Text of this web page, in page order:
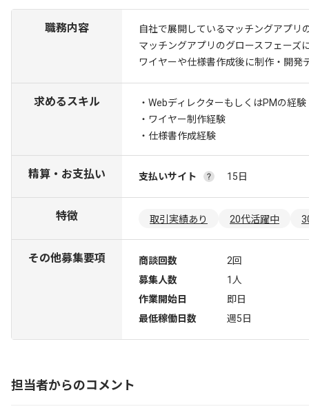
職務内容
自社で展開しているマッチングアプリ
マッチングアプリのグロースフェーズ
ワイヤーや仕様書作成後に制作・開発
求めるスキル
・WebディレクターもしくはPMの経験
・ワイヤー制作経験
・仕様書作成経験
精算・お支払い 支払いサイト 15日
特徴 取引実績あり 20代活躍中
その他募集要項 商談回数
2回
募集人数
1人
作業開始日
即日
最低稼働日数
週5日
担当者からのコメント